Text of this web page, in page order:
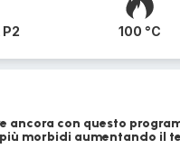
100 °C
ancora con questo
morbidi aumentando il